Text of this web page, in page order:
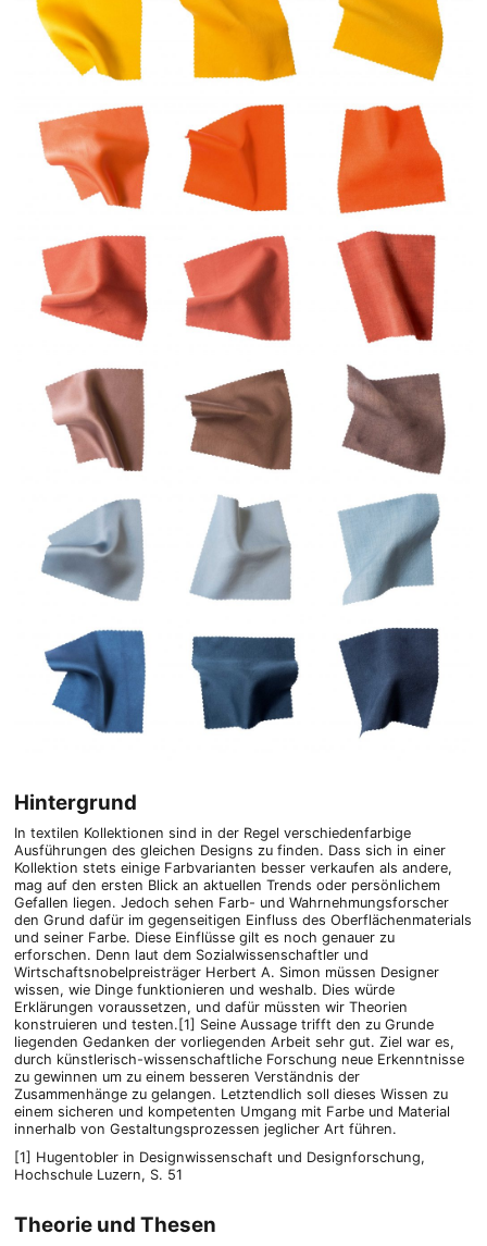
Hintergrund
In textilen Kollektionen sind in der Regel verschiedenfarbige
Ausführungen des gleichen Designs zu finden. Dass sich in einer
Kollektion stets einige Farbvarianten besser verkaufen als andere,
mag auf den ersten Blick an aktuellen Trends oder persönlichem
Gefallen liegen. Jedoch sehen Farb- und Wahrnehmungsforscher
den Grund dafür im gegenseitigen Einfluss des Oberflächenmaterials
und seiner Farbe. Diese Einflüsse gilt es noch genauer zu
erforschen. Denn laut dem Sozialwissenschaftler und
Wirtschaftsnobelpreisträger Herbert A. Simon müssen Designer
wissen, wie Dinge funktionieren und weshalb. Dies würde
Erklärungen voraussetzen, und dafür müssten wir Theorien
konstruieren und testen.[1] Seine Aussage trifft den zu Grunde
liegenden Gedanken der vorliegenden Arbeit sehr gut. Ziel war es,
durch künstlerisch-wissenschaftliche Forschung neue Erkenntnisse
zu gewinnen um zu einem besseren Verständnis der
Zusammenhänge zu gelangen. Letztendlich soll dieses Wissen zu
einem sicheren und kompetenten Umgang mit Farbe und Material
innerhalb von Gestaltungsprozessen jeglicher Art führen.
[1] Hugentobler in Designwissenschaft und Designforschung,
Hochschule Luzern, S. 51
Theorie und Thesen